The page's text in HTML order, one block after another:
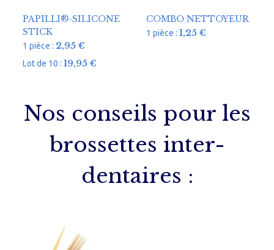
PAPILLI®-SILICONE
STICK
1 pièce : 2,95€
Lot de 10 :19,95€
COMBO NETTOYEUR
1 pièce : 1,25 €
Nos conseils pour les
brossettes inter-
dentaires :